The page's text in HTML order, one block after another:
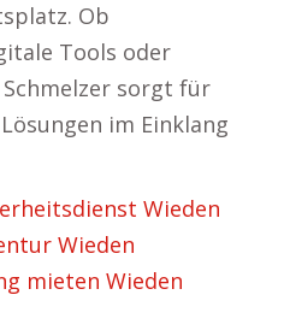
Ob
Tools oder
sorgt für
im Einklang
Wieden
Wieden
mieten Wieden